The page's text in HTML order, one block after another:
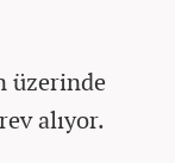
üzerinde
alıyor.